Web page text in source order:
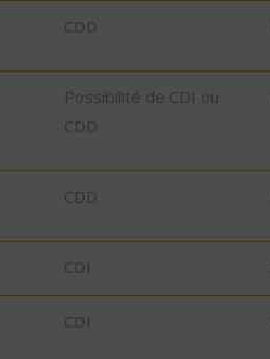
CDD
Possibilité de CDI ou
CDD
CDD
CDI
CDI